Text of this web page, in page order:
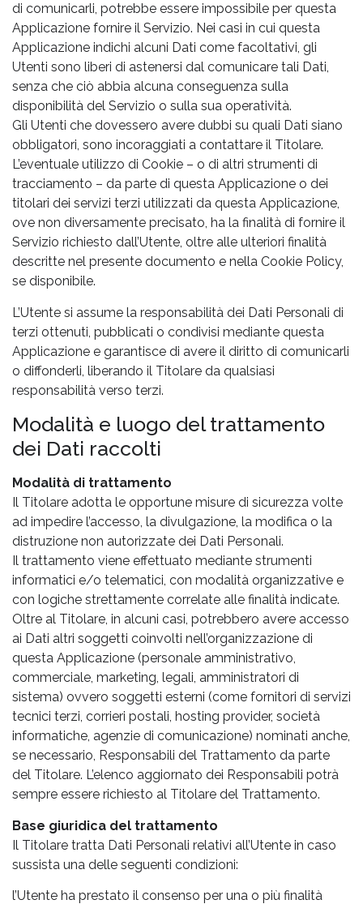
di comunicarli, potrebbe essere impossibile per questa
Applicazione fornire il Servizio. Nei casi in cui questa
Applicazione indichi alcuni Dati come facoltativi, gli
Utenti sono liberi di astenersi dal comunicare tali Dati,
senza che ciò abbia alcuna conseguenza sulla
disponibilità del Servizio o sulla sua operatività.
Gli Utenti che dovessero avere dubbi su quali Dati siano
obbligatori, sono incoraggiati a contattare il Titolare.
L’eventuale utilizzo di Cookie – o di altri strumenti di
tracciamento – da parte di questa Applicazione o dei
titolari dei servizi terzi utilizzati da questa Applicazione,
ove non diversamente precisato, ha la finalità di fornire il
Servizio richiesto dall’Utente, oltre alle ulteriori finalità
descritte nel presente documento e nella Cookie Policy,
se disponibile.
L’Utente si assume la responsabilità dei Dati Personali di
terzi ottenuti, pubblicati o condivisi mediante questa
Applicazione e garantisce di avere il diritto di comunicarli
o diffonderli, liberando il Titolare da qualsiasi
responsabilità verso terzi.
Modalità e luogo del trattamento
dei Dati raccolti
Modalità di trattamento
Il Titolare adotta le opportune misure di sicurezza volte
ad impedire l’accesso, la divulgazione, la modifica o la
distruzione non autorizzate dei Dati Personali.
Il trattamento viene effettuato mediante strumenti
informatici e/o telematici, con modalità organizzative e
con logiche strettamente correlate alle finalità indicate.
Oltre al Titolare, in alcuni casi, potrebbero avere accesso
ai Dati altri soggetti coinvolti nell’organizzazione di
questa Applicazione (personale amministrativo,
commerciale, marketing, legali, amministratori di
sistema) ovvero soggetti esterni (come fornitori di servizi
tecnici terzi, corrieri postali, hosting provider, società
informatiche, agenzie di comunicazione) nominati anche,
se necessario, Responsabili del Trattamento da parte
del Titolare. L’elenco aggiornato dei Responsabili potrà
sempre essere richiesto al Titolare del Trattamento.
Base giuridica del trattamento
Il Titolare tratta Dati Personali relativi all’Utente in caso
sussista una delle seguenti condizioni:
l’Utente ha prestato il consenso per una o più finalità